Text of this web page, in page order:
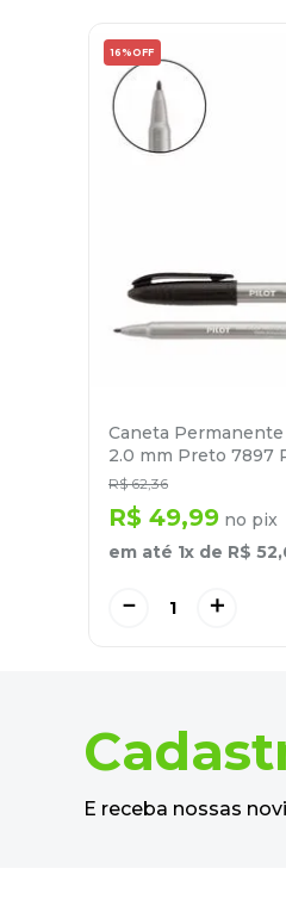
16% OFF
Caneta Permanente
2.0 mm Preto 7897
R$ 62,36
R$ 49,99 no pix
em até 1x de R$ 52,
＋
－
E receba nossas